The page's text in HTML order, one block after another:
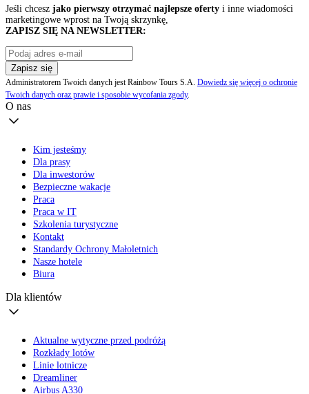
Jeśli chcesz jako pierwszy otrzymać najlepsze oferty i inne wiadomości
marketingowe wprost na Twoją skrzynkę,
ZAPISZ SIĘ NA NEWSLETTER:
Zapisz się
Administratorem Twoich danych jest Rainbow Tours S.A. Dowiedz się więcej o ochronie
Twoich danych oraz prawie i sposobie wycofania zgody.
O nas
Kim jesteśmy
Dla prasy
Dla inwestorów
Bezpieczne wakacje
Praca
Praca w IT
Szkolenia turystyczne
Kontakt
Standardy Ochrony Małoletnich
Nasze hotele
Biura
Dla klientów
Aktualne wytyczne przed podróżą
Rozkłady lotów
Linie lotnicze
Dreamliner
Airbus A330